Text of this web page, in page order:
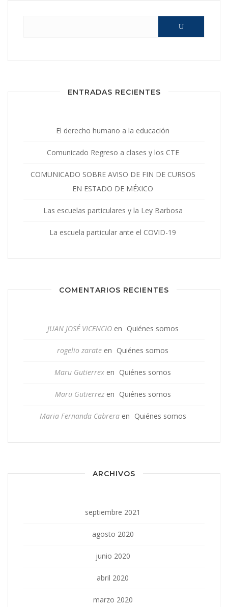
ENTRADAS RECIENTES
El derecho humano a la educación
Comunicado Regreso a clases y los CTE
COMUNICADO SOBRE AVISO DE FIN DE CURSOS
EN ESTADO DE MÉXICO
Las escuelas particulares y la Ley Barbosa
La escuela particular ante el COVID-19
COMENTARIOS RECIENTES
JUAN JOSÉ VICENCIOen Quiénes somos
rogelio zarate en Quiénes somos
Maru Gutierrex en Quiénes somos
Maru Gutierrezen Quiénes somos
Maria Fernanda Cabreraen Quiénes somos
ARCHIVOS
septiembre 2021
agosto 2020
junio 2020
abril 2020
marzo 2020